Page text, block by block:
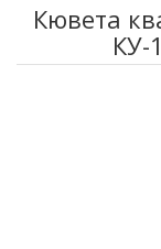
Кювета
КУ-